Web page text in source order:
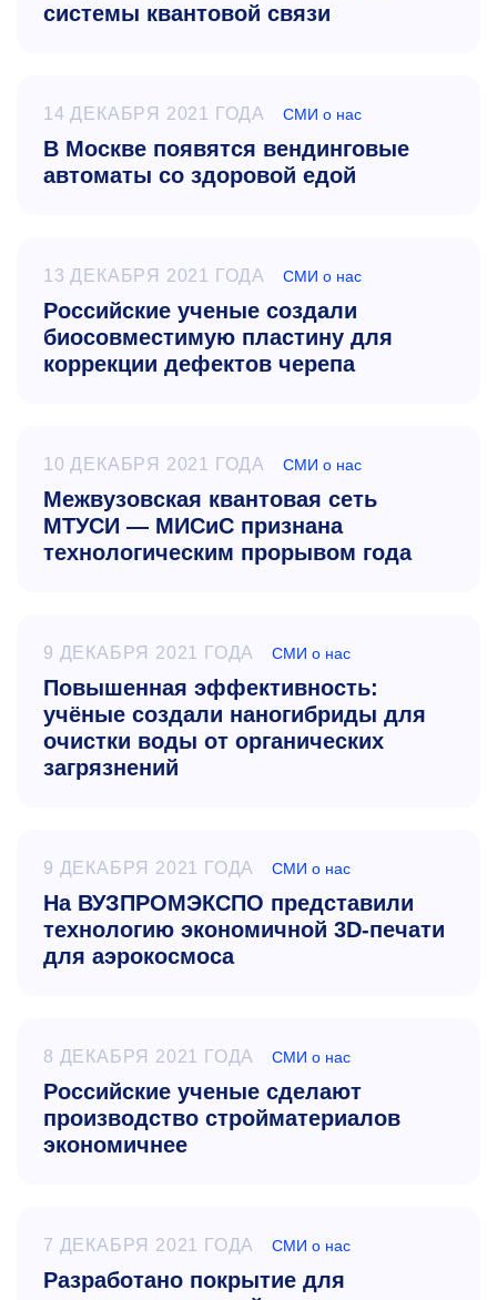
системы квантовой связи
14 ДЕКАБРЯ 2021 ГОДА СМИ о нас
В Москве появятся вендинговые
автоматы со здоровой едой
13 ДЕКАБРЯ 2021 ГОДА СМИ о нас
Российские ученые создали
биосовместимую пластину для
коррекции дефектов черепа
10 ДЕКАБРЯ 2021 ГОДА СМИ о нас
Межвузовская квантовая сеть
МТУСИ — МИСиС признана
технологическим прорывом года
9 ДЕКАБРЯ 2021 ГОДА СМИ о нас
Повышенная эффективность:
учёные создали наногибриды для
очистки воды от органических
загрязнений
9 ДЕКАБРЯ 2021 ГОДА СМИ о нас
На ВУЗПРОМЭКСПО представили
технологию экономичной 3D-печати
для аэрокосмоса
8 ДЕКАБРЯ 2021 ГОДА СМИ о нас
Российские ученые сделают
производство стройматериалов
экономичнее
7 ДЕКАБРЯ 2021 ГОДА СМИ о нас
Разработано покрытие для